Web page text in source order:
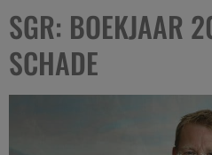
SGR: BOEKJAAR
SCHADE